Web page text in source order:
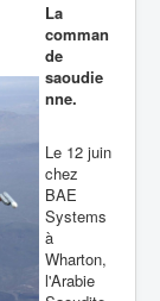
La
comman
de
saoudie
nne.
Le 12 juin
chez
BAE
Systems
à
Wharton,
l'Arabie